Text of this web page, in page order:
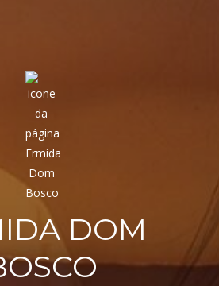
DOM